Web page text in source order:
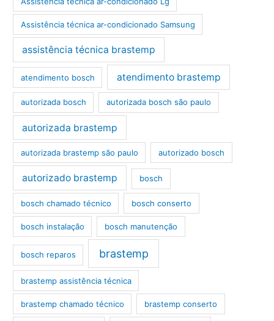
Assistência técnica ar-condicionado Samsung
assistência técnica brastemp
atendimento bosch atendimento brastemp
autorizada bosch autorizada bosch são paulo
autorizada brastemp
autorizada brastemp são paulo autorizado bosch
autorizado brastemp bosch
bosch chamado técnico bosch conserto
bosch instalação bosch manutenção
bosch reparos brastemp
brastemp assistência técnica
brastemp chamado técnico brastemp conserto